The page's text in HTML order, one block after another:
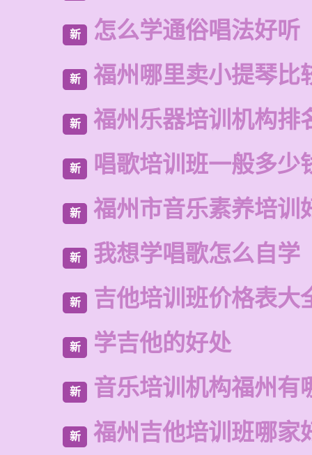
新 怎么学通俗唱法好听
新 福州哪里卖小提琴比
新 福州乐器培训机构排
新 唱歌培训班一般多少
新 福州市音乐素养培训
新 我想学唱歌怎么自学
新 吉他培训班价格表大
新 学吉他的好处
新 音乐培训机构福州有
新 福州吉他培训班哪家